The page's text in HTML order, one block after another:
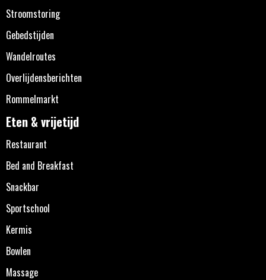
Stroomstoring
Gebedstijden
Wandelroutes
Overlijdensberichten
Rommelmarkt
Eten & vrijetijd
Restaurant
Bed and Breakfast
Snackbar
Sportschool
Kermis
Bowlen
Massage